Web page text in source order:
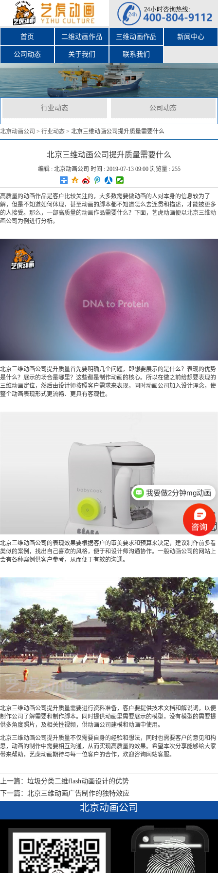
首页 二维动画作品 三维动画作品 新闻中心
公司动态 关于我们 联系我们
行业动态 公司动态
北京动画公司 > 行业动态 > 北京三维动画公司提升质量需要什么
北京三维动画公司提升质量需要什么
编辑 : 北京动画公司 时间 : 2019-07-13 09:00 浏览量 : 255
高质量的动画作品是客户比较关注的，大多数需要做动画的人对本身的信息较为了
解，但是不知道如何体现，甚至动画的脚本都不知道怎么去连贯和描述，才能被更多
的人接受。那么，一部高质量的动画作品需要什么？下面，艺虎动画便以北京三维动
画公司 为例进行分析。
北京三维动画公司提升质量首先要明确几个问题，即想要展示的是什么？表现的优势
是什么？展示的场合是哪里？这些都是制作动画的核心。所以在做之前给想要表现的
三维动画定位，然后由设计师按照客户需求来表现，同时动画公司加入设计理念，使
整个动画表现形式更流畅、更具有客观性。
北京三维动画公司的表现效果要根据客户的审美要求和预算来决定，建议制作前多看
类似的案例，找出自己喜欢的风格，便于和设计师沟通协作。一般动画公司的网站上
会有各种案例供客户参考，从而便于有效的沟通。
北京三维动画公司提升质量需要进行资料准备，客户要提供技术文档和解说词，以便
制作公司了解需要和制作脚本。同时提供动画里需要展示的模型，没有模型的需要提
供多角度照片，及相关性视频，供动画公司建模和动画中使用。
北京三维动画公司提升质量不仅需要自身的经验和想法，同时也需要客户的意见和构
思，动画的制作中需要相互沟通，从而实现高质量的效果。希望本次分享能够给大家
带来帮助，艺虎动画期待与每一位客户的合作，欢迎咨询网站客服。
上一篇：垃圾分类二维flash动画设计的优势
下一篇：北京三维动画广告制作的独特效应
北京动画公司
我要做2分钟mg动画